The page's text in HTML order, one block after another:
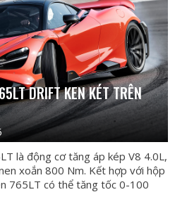
DRIFT KEN KÉT TRÊN
là động cơ tăng áp kép V8 4.0L,
xoắn 800 Nm. Kết hợp với hộp
765LT có thể tăng tốc 0-100